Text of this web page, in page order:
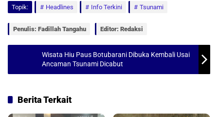
s
b
k
l
Topik: Headlines Info Terkini Tsunami
Penulis: Fadillah Tangahu Editor: Redaksi
Wisata Hiu Paus Botubarani Dibuka Kembali Usai
Ancaman Tsunami Dicabut
Berita Terkait